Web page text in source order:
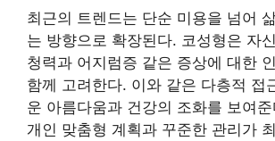
최근의 트렌드는 단순 미용을 넘어
는 방향으로 확장된다. 코성형은 자
청력과 어지럼증 같은 증상에 대한
함께 고려한다. 이와 같은 다층적 접
운 아름다움과 건강의 조화를 보여
개인 맞춤형 계획과 꾸준한 관리가